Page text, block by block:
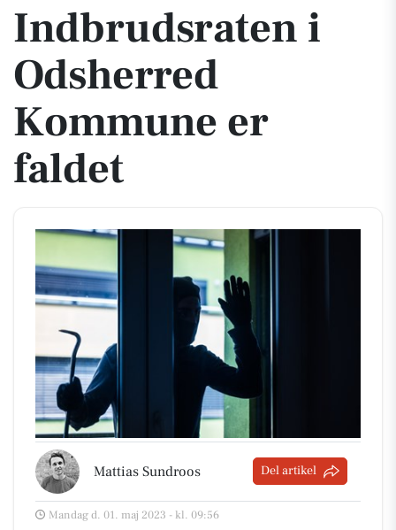
Indbrudsraten i
Odsherred
Kommune er
faldet
Mattias Sundroos Del artikel
Mandag d. 01. maj 2023 - kl. 09:56